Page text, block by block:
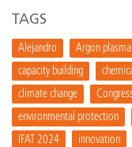
TAGS
Alejandro Argon
capacity building
climate change
environmental protection
IFAT 2024
innovation